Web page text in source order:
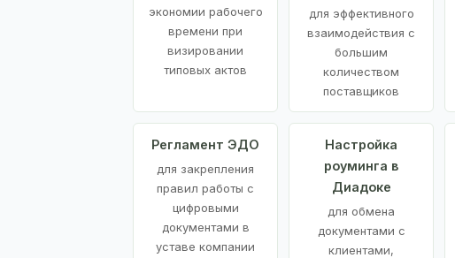
экономии рабочего
времени при
визировании
типовых актов
для эффективного
взаимодействия с
большим
количеством
поставщиков
Регламент ЭДО
для закрепления
правил работы с
цифровыми
документами в
уставе компании
Настройка
роуминга в
Диадоке
для обмена
документами с
клиентами,